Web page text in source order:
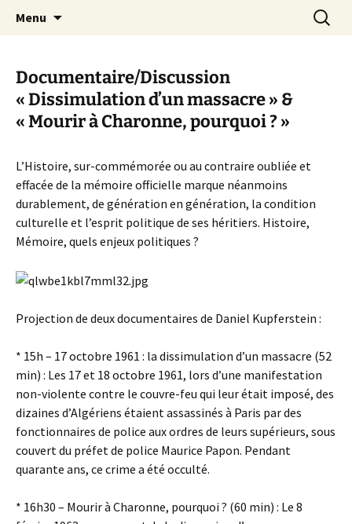
Canal Marches
Menu
Documentaire/Discussion
« Dissimulation d’un massacre » &
« Mourir à Charonne, pourquoi ? »
L’Histoire, sur-commémorée ou au contraire oubliée et
effacée de la mémoire officielle marque néanmoins
durablement, de génération en génération, la condition
culturelle et l’esprit politique de ses héritiers. Histoire,
Mémoire, quels enjeux politiques ?
Projection de deux documentaires de Daniel Kupferstein :
* 15h – 17 octobre 1961 : la dissimulation d’un massacre (52
min) : Les 17 et 18 octobre 1961, lors d’une manifestation
non-violente contre le couvre-feu qui leur était imposé, des
dizaines d’Algériens étaient assassinés à Paris par des
fonctionnaires de police aux ordres de leurs supérieurs, sous
couvert du préfet de police Maurice Papon. Pendant
quarante ans, ce crime a été occulté.
* 16h30 – Mourir à Charonne, pourquoi ? (60 min) : Le 8